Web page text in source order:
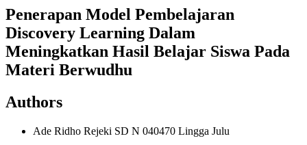
Penerapan Model Pembelajaran
Discovery Learning Dalam
Meningkatkan Hasil Belajar Siswa Pada
Materi Berwudhu
Authors
Ade Ridho Rejeki SD N 040470 Lingga Julu